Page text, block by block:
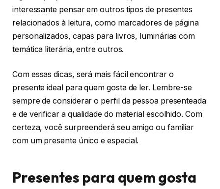
interessante pensar em outros tipos de presentes
relacionados à leitura, como marcadores de página
personalizados, capas para livros, luminárias com
temática literária, entre outros.
Com essas dicas, será mais fácil encontrar o
presente ideal para quem gosta de ler. Lembre-se
sempre de considerar o perfil da pessoa presenteada
e de verificar a qualidade do material escolhido. Com
certeza, você surpreenderá seu amigo ou familiar
com um presente único e especial.
Presentes para quem gosta